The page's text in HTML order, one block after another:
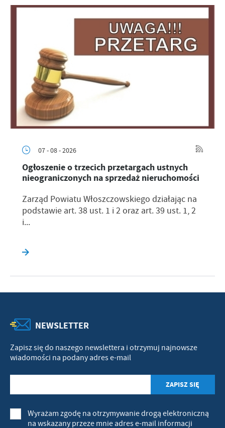
07 - 08 - 2026
Ogłoszenie o trzecich przetargach ustnych
nieograniczonych na sprzedaż nieruchomości
Zarząd Powiatu Włoszczowskiego działając na
podstawie art. 38 ust. 1 i 2 oraz art. 39 ust. 1, 2
i...
NEWSLETTER
Zapisz się do naszego newslettera i otrzymuj najnowsze
wiadomości na podany adres e-mail
Wyrażam zgodę na otrzymywanie drogą elektroniczną
na wskazany przeze mnie adres e-mail informacji